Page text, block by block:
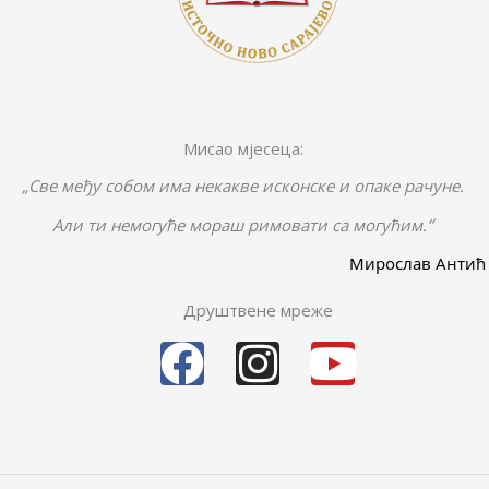
Мисао мјесеца:
„Све међу собом има некакве исконске и опаке рачуне.
Али ти немогуће мораш римовати са могућим.“
Мирослав Антић
Друштвене мреже
F
a
I
n
Y
o